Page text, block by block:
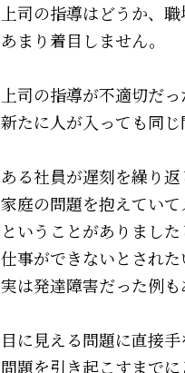
上司の指導はどうか、
あまり着目しません。
上司の指導が不適切だ
新たに人が入っても同じ
ある社員が遅刻を繰り返
家庭の問題を抱えていて
ということがありました
仕事ができないとされ
実は発達障害だった例も
目に見える問題に直接
問題を引き起こすまで